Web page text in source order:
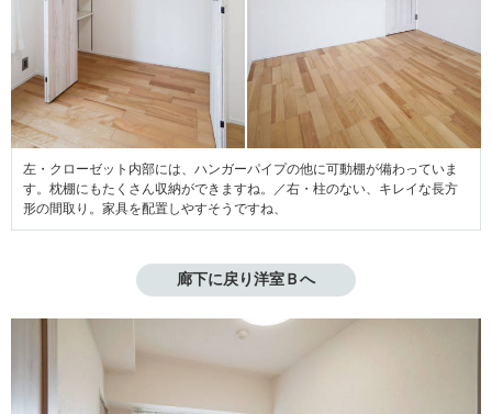
左・クローゼット内部には、ハンガーパイプの他に可動棚が備わっていま
す。枕棚にもたくさん収納ができますね。／右・柱のない、キレイな長方
形の間取り。家具を配置しやすそうですね、
廊下に戻り洋室Ｂへ